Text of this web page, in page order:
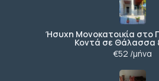
Ήσυχη Μονοκατοικία στο
Κοντά σε Θάλασσα
€52 /μήνα